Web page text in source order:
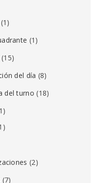
(1)
(1)
(15)
del día (8)
del turno (18)
(2)
(7)